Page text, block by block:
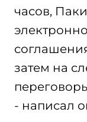
часов,
затем на
- написал